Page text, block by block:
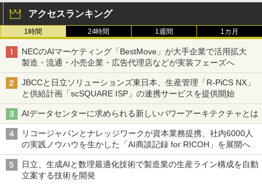
アクセスランキング
1時間 24時間 1週間 1カ月
NECのAIマーケティング「BestMove」が大手企業で活用拡大
製造・流通・小売企業・広告代理店などが実装フェーズへ
JBCCと日立ソリューションズ東日本、生産管理「R-PiCS NX」
と供給計画「scSQUARE ISP」の連携サービスを提供開始
AIデータセンターに求められる新しいパワーアーキテクチャとは
リコージャパンとナレッジワークが資本業務提携、社内6000人
の実践ノウハウを生かした「AI商談記録 for RICOH」を展開へ
日立、生成AIと数理最適化技術で製造業の生産ライン構成を自動
立案する技術を開発